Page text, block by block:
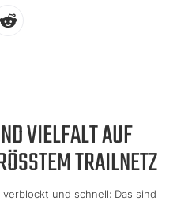
VIELFALT AUF
TRAILNETZ
und schnell: Das sind